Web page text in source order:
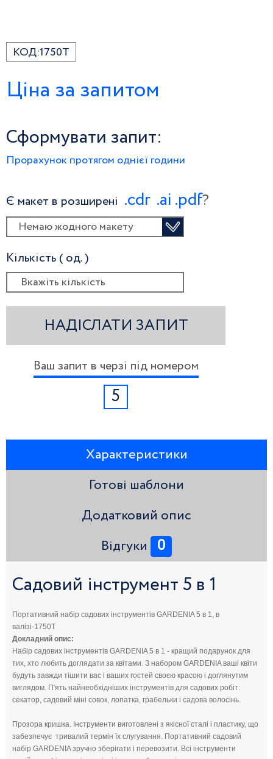
КОД:1750T
Ціна за запитом
Сформувати запит:
Прорахунок протягом однієї години
Є макет в розширені .сdr .ai .pdf?
Немаю жодного макету
Кількість ( од. )
НАДІСЛАТИ ЗАПИТ
Ваш запит в черзі під номером
5
Характеристики
Готові шаблони
Додатковий опис
Відгуки 0
Садовий інструмент 5 в 1
Портативний набір садових інструментів GARDENIA 5 в 1, в
валізі-1750T
Докладний опис:
Набір садових інструментів GARDENIA 5 в 1 - кращий подарунок для
тих, хто любить доглядати за квітами. З набором GARDENIA ваші квіти
будуть завжди тішити вас і ваших гостей своєю красою і доглянутим
виглядом. П'ять найнеобхідніших інструментів для садових робіт:
секатор, садовий міні совок, лопатка, грабельки і садова волосінь.
Прозора кришка. Інструменти виготовлені з якісної сталі і пластику, що
забезпечує тривалий термін їх слугування. Портативний садовий
набір GARDENIA зручно зберігати і перевозити. Всі інструменти